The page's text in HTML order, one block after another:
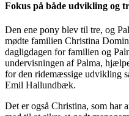
Fokus på både udvikling og
Den ene pony blev til tre, og
mødte familien Christina
dagligdagen for familien og
undervisningen af Palma,
for den ridemæssige udvikling
Emil Hallundbæk.
Det er også Christina, som har